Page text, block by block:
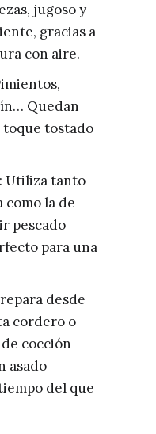
jugoso y
gracias a
con aire.
Quedan
toque tostado
: Utiliza tanto
la de
pescado
para una
desde
cordero o
cocción
asado
del que